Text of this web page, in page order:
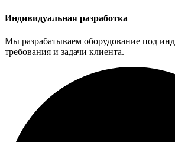
Индивидуальная разработка
Мы разрабатываем оборудование под
требования и задачи клиента.